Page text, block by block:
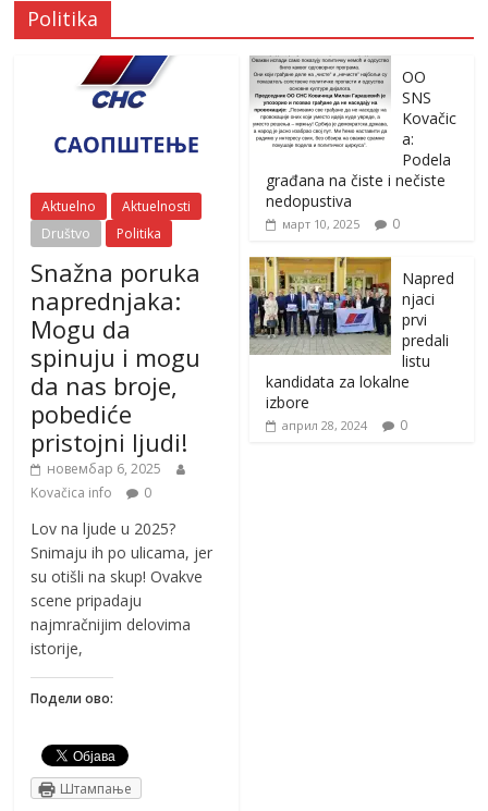
Politika
Aktuelno
Aktuelnosti
Društvo
Politika
Snažna poruka
naprednjaka:
Mogu da
spinuju i mogu
da nas broje,
pobediće
pristojni ljudi!
новембар 6, 2025
Kovačica info
0
Lov na ljude u 2025?
Snimaju ih po ulicama, jer
su otišli na skup! Ovakve
scene pripadaju
najmračnijim delovima
istorije,
Подели ово:
Штампање
OO
SNS
Kovačic
a:
Podela
građana na čiste i nečiste
nedopustiva
март 10, 2025 0
Napred
njaci
prvi
predali
listu
kandidata za lokalne
izbore
април 28, 2024 0